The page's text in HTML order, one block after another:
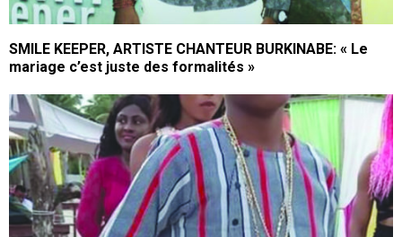
SMILE KEEPER, ARTISTE CHANTEUR BURKINABE: « Le
mariage c’est juste des formalités »